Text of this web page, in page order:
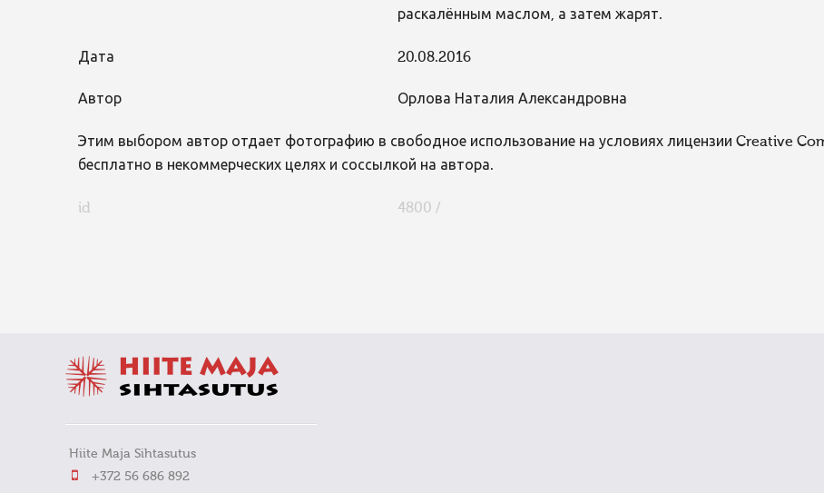
раскалённым маслом, а затем жарят.
Дата 20.08.2016
Автор Орлова Наталия Александровна
Этим выбором автор отдает фотографию в свободное использование на условиях лицензии Creative
бесплатно в некоммерческих целях и соссылкой на автора.
id 4800 /
Hiite Maja Sihtasutus
+372 56 686 892